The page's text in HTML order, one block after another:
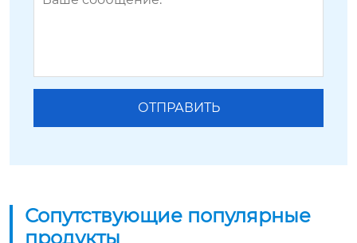
Сопутствующие популярные
продукты